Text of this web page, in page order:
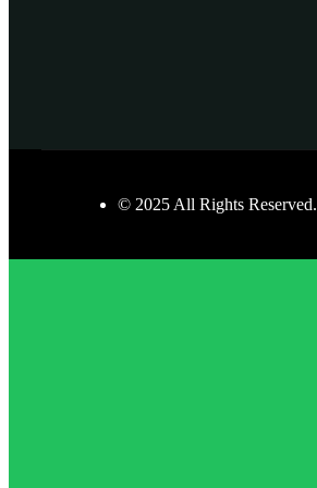
© 2025 All Rights Reserved.